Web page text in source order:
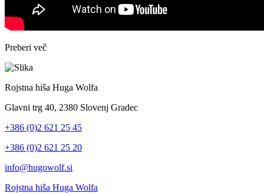
Preberi več
Rojstna hiša Huga Wolfa
Glavni trg 40, 2380 Slovenj Gradec
+386 (0)2 621 25 45
+386 (0)2 621 25 20
info@hugowolf.si
Rojstna hiša Huga Wolfa